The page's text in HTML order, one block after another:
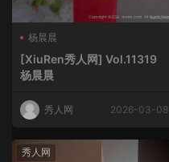
杨晨晨
[XiuRen秀人网] Vol.11319
杨晨晨
秀人网 2026-03-08
秀人网